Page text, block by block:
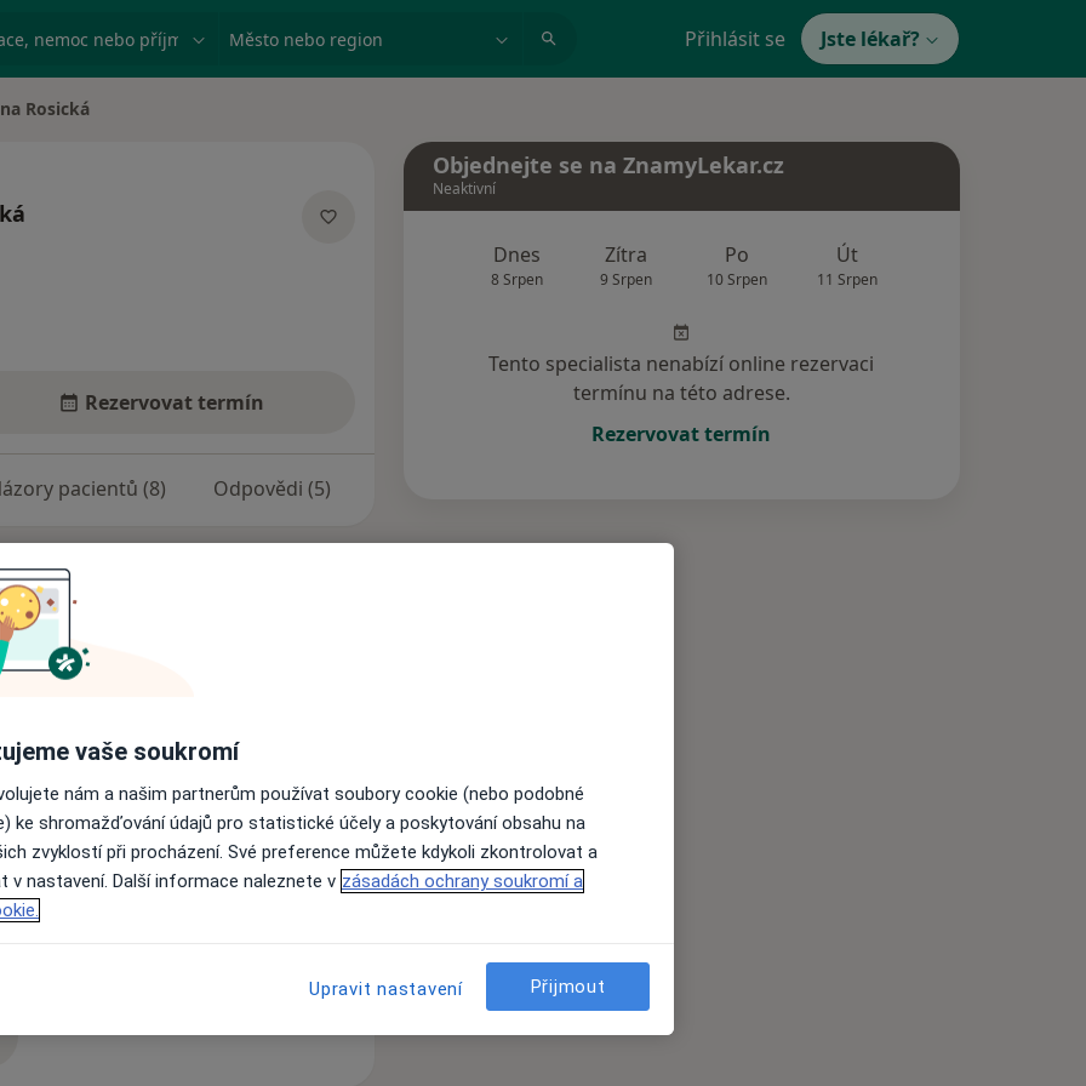
nemoc nebo příjmení Město nebo region Přihlásit se Jste lékař?
Rosická
Rezervovat termín
pacientů (8) Odpovědi (5)
2000. Od té doby pracovala jako
lůžkových odděleních i
V roce 2004 složila
specializační atestaci v oboru
pro samostatnou práci v
v oboru Fyziologie a
problematiku. Je autorkou a
publikací a spoluřešitelkou několika
obezitologii a pohybové aktivitě
instruktorkou Nordic Walkingu.
žlázy
Objednejte se na ZnamyLekar.cz
Neaktivní
Dnes
8 Srpen
Zítra
9 Srpen
Po
10 Srpen
Út
11 Srpen
Tento specialista nenabízí online rezervaci
termínu na této adrese.
Rezervovat termín
vaše soukromí
nám a našim partnerům používat soubory cookie (nebo podobné
ke shromažďování údajů pro statistické účely a poskytování obsahu na
zvyklostí při procházení. Své preference můžete kdykoli zkontrolovat a
v nastavení. Další informace naleznete v zásadách ochrany soukromí a
Upravit nastavení Přijmout